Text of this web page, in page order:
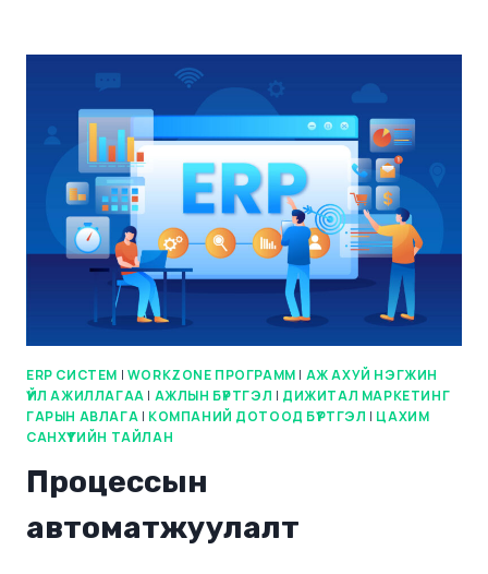
ERP СИСТЕМ | WORKZONE ПРОГРАММ | АЖ АХУЙ НЭГЖИН
ҮЙЛ АЖИЛЛАГАА | АЖЛЫН БҮРТГЭЛ | ДИЖИТАЛ МАРКЕТИНГ
ГАРЫН АВЛАГА | КОМПАНИЙ ДОТООД БҮРТГЭЛ | ЦАХИМ
САНХҮҮГИЙН ТАЙЛАН
Процессын
автоматжуулалт